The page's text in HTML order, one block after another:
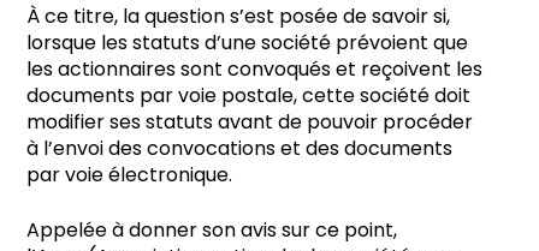
À ce titre, la question s’est posée de savoir si,
lorsque les statuts d’une société prévoient que
les actionnaires sont convoqués et reçoivent les
documents par voie postale, cette société doit
modifier ses statuts avant de pouvoir procéder
à l’envoi des convocations et des documents
par voie électronique.
Appelée à donner son avis sur ce point,